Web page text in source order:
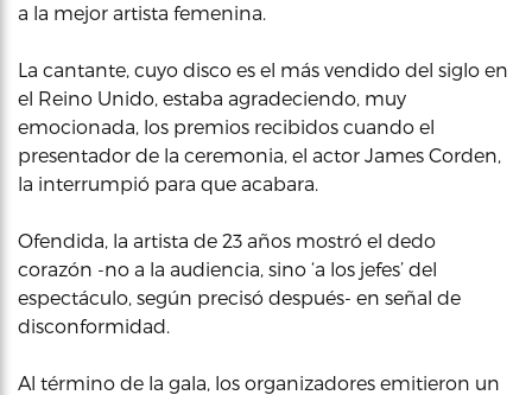
a la mejor artista femenina.
La cantante, cuyo disco es el más vendido del siglo en
el Reino Unido, estaba agradeciendo, muy
emocionada, los premios recibidos cuando el
presentador de la ceremonia, el actor James Corden,
la interrumpió para que acabara.
Ofendida, la artista de 23 años mostró el dedo
corazón -no a la audiencia, sino ‘a los jefes’ del
espectáculo, según precisó después- en señal de
disconformidad.
Al término de la gala, los organizadores emitieron un